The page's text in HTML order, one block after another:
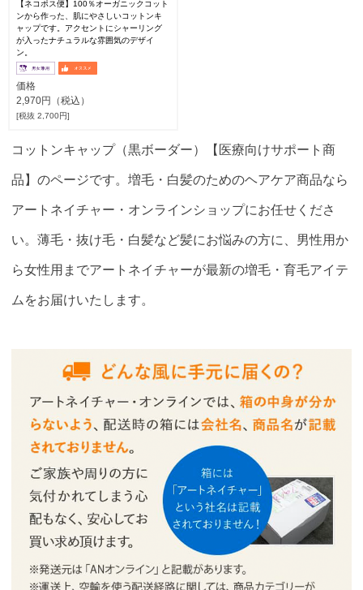
【ネコポス便】100％オーガニックコット
ンから作った、肌にやさしいコットンキ
ャップです。アクセントにシャーリング
が入ったナチュラルな雰囲気のデザイ
ン。
価格
2,970円（税込）
[税抜 2,700円]
コットンキャップ（黒ボーダー）【医療向けサポート商
品】のページです。増毛・白髪のためのヘアケア商品なら
アートネイチャー・オンラインショップにお任せくださ
い。薄毛・抜け毛・白髪など髪にお悩みの方に、男性用か
ら女性用までアートネイチャーが最新の増毛・育毛アイテ
ムをお届けいたします。